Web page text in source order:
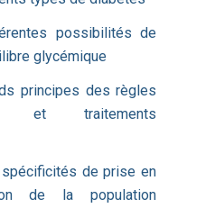
possibilités de
glycémique
principes des règles
et traitements
de prise en
de la population